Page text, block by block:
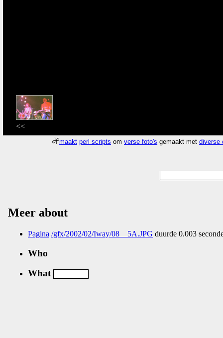
<<
maakt perl scripts omverse foto's gemaakt metdiverse
Meer about
Pagina /gfx/2002/02/Iway/08__5A.JPG duurde 0.003
Who
What